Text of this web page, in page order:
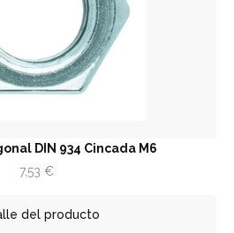
DIN 934 Cincada M6
7,53 €
del producto